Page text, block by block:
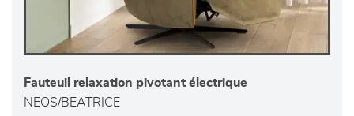
Fauteuil relaxation pivotant électrique
NEOS/BEATRICE